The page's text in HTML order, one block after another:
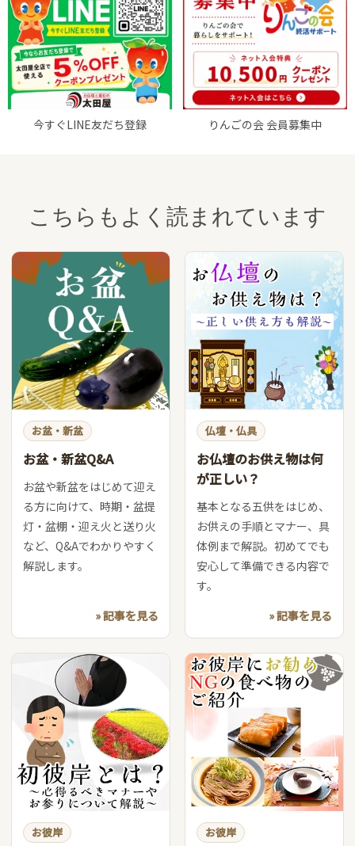
今すぐLINE友だち登録 りんごの会 会員募集中
こちらもよく読まれています
お盆・新盆
お盆・新盆Q&A
お盆や新盆をはじめて迎え
る方に向けて、時期・盆提
灯・盆棚・迎え火と送り火
など、Q&Aでわかりやすく
解説します。
» 記事を見る
仏壇・仏具
お仏壇のお供え物は何
が正しい？
基本となる五供をはじめ、
お供えの手順とマナー、具
体例まで解説。初めてでも
安心して準備できる内容で
す。
» 記事を見る
お彼岸 お彼岸